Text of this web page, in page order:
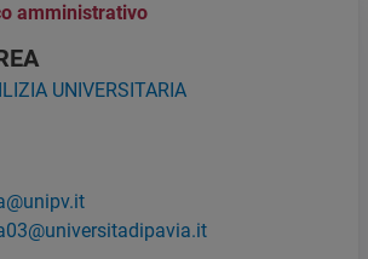
amministrativo
UNIVERSITARIA